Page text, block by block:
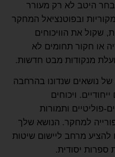
היטב לא רק מעורר
ובפוטנציאל המחקר
שקול את הוויכוחים
או חקור תחומים לא
מנקודות מבט חדשות.
נושאים שנדונו בהרחבה
ויכוחים
פוליטיים ותמורות
למחקר. הנושא שלך
מרחב ליישום שיטות
ספרות יסודית.